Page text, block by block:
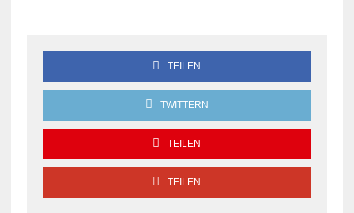
TEILEN
TWITTERN
TEILEN
TEILEN